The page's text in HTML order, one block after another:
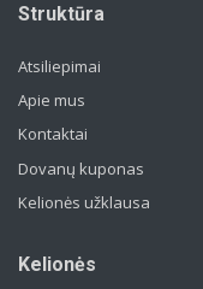
Struktūra
Atsiliepimai
Apie mus
Kontaktai
Dovanų kuponas
Kelionės užklausa
Kelionės